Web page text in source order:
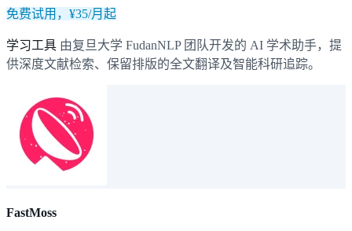
免费试用，¥35/月起
学习工具 由复旦大学 FudanNLP 团队开发的 AI 学术助手，提
供深度文献检索、保留排版的全文翻译及智能科研追踪。
FastMoss